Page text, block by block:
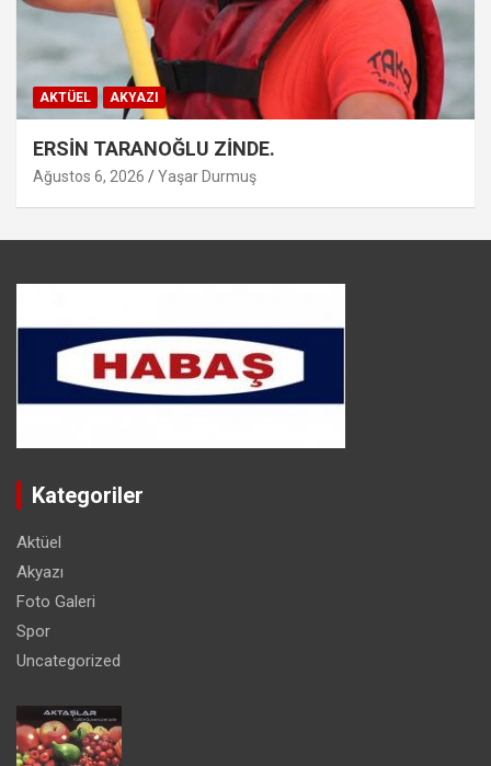
AKTÜEL AKYAZI
ERSİN TARANOĞLU ZİNDE.
Ağustos 6, 2026 Yaşar Durmuş
Kategoriler
Aktüel
Akyazı
Foto Galeri
Spor
Uncategorized